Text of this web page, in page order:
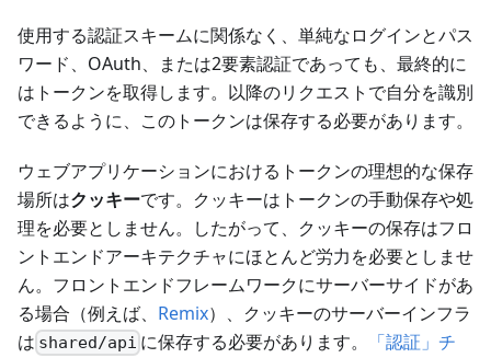
使用する認証スキームに関係なく、単純なログインとパス
ワード、OAuth、または2要素認証であっても、最終的に
はトークンを取得します。以降のリクエストで自分を識別
できるように、このトークンは保存する必要があります。
ウェブアプリケーションにおけるトークンの理想的な保存
場所はクッキーです。クッキーはトークンの手動保存や処
理を必要としません。したがって、クッキーの保存はフロ
ントエンドアーキテクチャにほとんど労力を必要としませ
ん。フロントエンドフレームワークにサーバーサイドがあ
る場合（例えば、 Remix）、クッキーのサーバーインフラ
は shared/api に保存する必要があります。
「認証」チ